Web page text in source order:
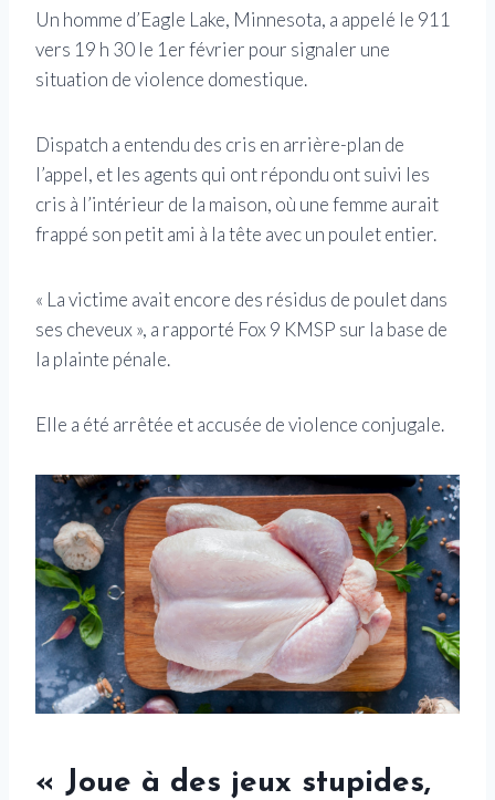
Un homme d’Eagle Lake, Minnesota, a appelé le 911
vers 19 h 30 le 1er février pour signaler une
situation de violence domestique.
Dispatch a entendu des cris en arrière-plan de
l’appel, et les agents qui ont répondu ont suivi les
cris à l’intérieur de la maison, où une femme aurait
frappé son petit ami à la tête avec un poulet entier.
« La victime avait encore des résidus de poulet dans
ses cheveux », a rapporté Fox 9 KMSP sur la base de
la plainte pénale.
Elle a été arrêtée et accusée de violence conjugale.
« Joue à des jeux stupides,